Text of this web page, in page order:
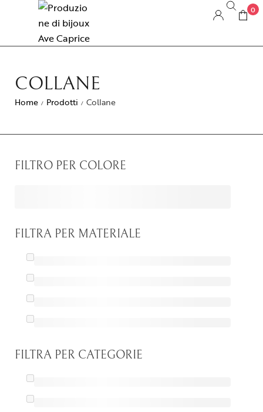
0
COLLANE
Home / Prodotti / Collane
FILTRO PER COLORE
FILTRA PER MATERIALE
FILTRA PER CATEGORIE